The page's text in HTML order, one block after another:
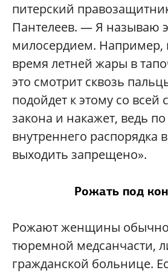
питерский
Пантелеев. — Я называю
милосердием. Например,
время летней жары в
это смотрит сквозь
подойдет к этому со всей
закона и накажет, ведь
внутреннего распорядка
выходить запрещено».
Рожать под
Рожают женщины
тюремной медсанчасти,
гражданской больнице.